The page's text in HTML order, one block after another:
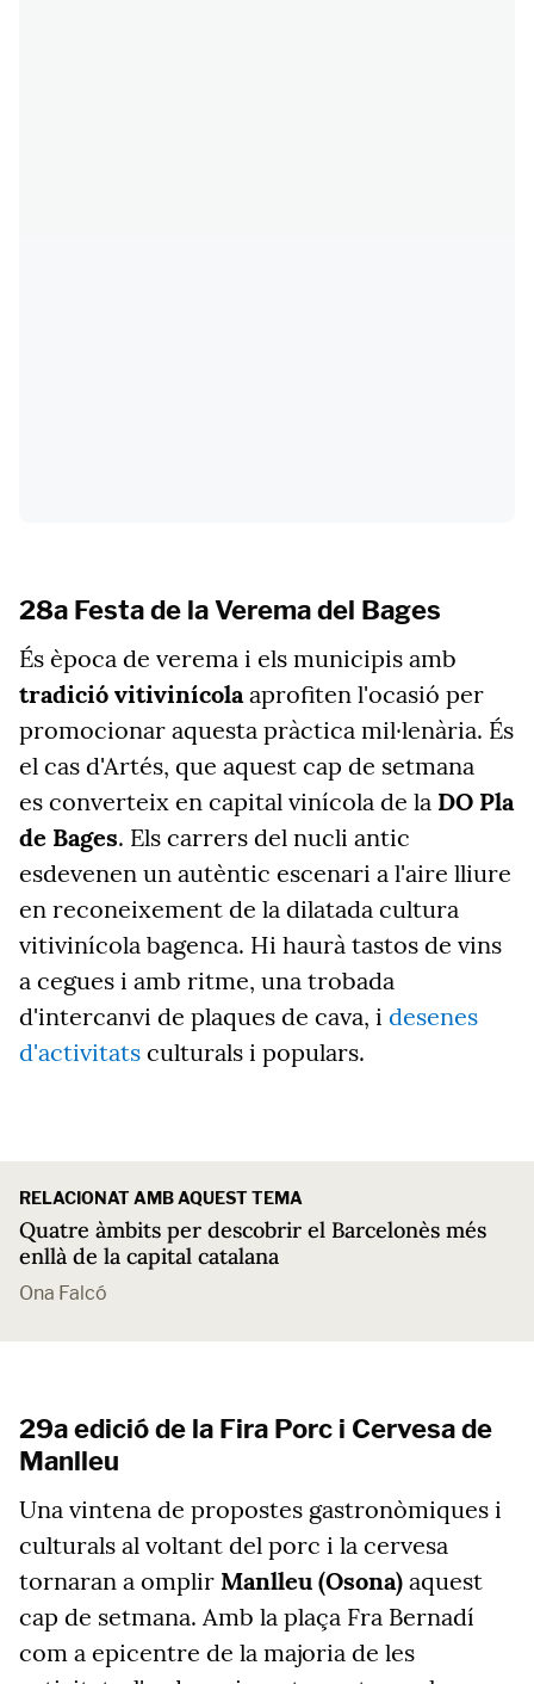
28a Festa de la Verema del Bages
És època de verema i els municipis amb
tradició vitivinícolaaprofiten l'ocasió per
promocionar aquesta pràctica mil·lenària. És
el cas d'Artés, que aquest cap de setmana
es converteix en capital vinícola de la DO Pla
de Bages. Els carrers del nucli antic
esdevenen un autèntic escenari a l'aire lliure
en reconeixement de la dilatada cultura
vitivinícola bagenca. Hi haurà tastos de vins
a cegues i amb ritme, una trobada
d'intercanvi de plaques de cava, i desenes
d'activitats culturals i populars.
RELACIONAT AMB AQUEST TEMA
Quatre àmbits per descobrir el Barcelonès més
enllà de la capital catalana
Ona Falcó
29a edició de la Fira Porc i Cervesa de
Manlleu
Una vintena de propostes gastronòmiques i
culturals al voltant del porc i la cervesa
tornaran a omplir Manlleu (Osona) aquest
cap de setmana. Amb la plaça Fra Bernadí
com a epicentre de la majoria de les